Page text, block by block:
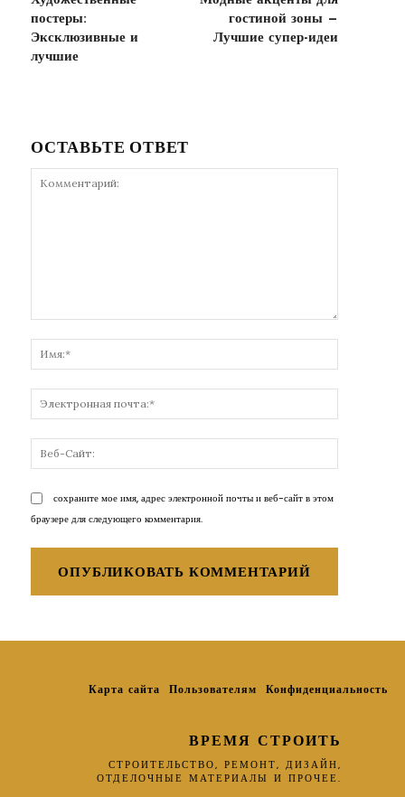
постеры:
Эксклюзивные и
лучшие
гостиной зоны —
Лучшие супер-идеи
ОСТАВЬТЕ ОТВЕТ
почта:*
Сайт:
сохраните мое имя, адрес электронной почты и веб-сайт в этом
браузере для следующего комментария.
Карта сайта Пользователям Конфиденциальность
ВРЕМЯ СТРОИТЬ
СТРОИТЕЛЬСТВО, РЕМОНТ, ДИЗАЙН,
ОТДЕЛОЧНЫЕ МАТЕРИАЛЫ И ПРОЧЕЕ.